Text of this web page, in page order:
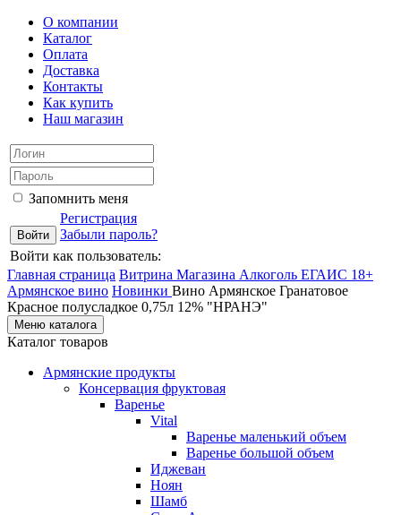
О компании
Каталог
Оплата
Доставка
Контакты
Как купить
Наш магазин
Запомнить меня
Регистрация
Забыли пароль?
Войти как пользователь:
Главная страница Витрина Магазина Алкоголь ЕГАИС 18+
Армянское вино Новинки Вино Армянское Гранатовое
Красное полусладкое 0,75л 12% "НРАНЭ"
Меню каталога
Каталог товаров
Армянские продукты
Консервация фруктовая
Варенье
Vital
Варенье маленький объем
Варенье большой объем
Иджеван
Ноян
Шамб